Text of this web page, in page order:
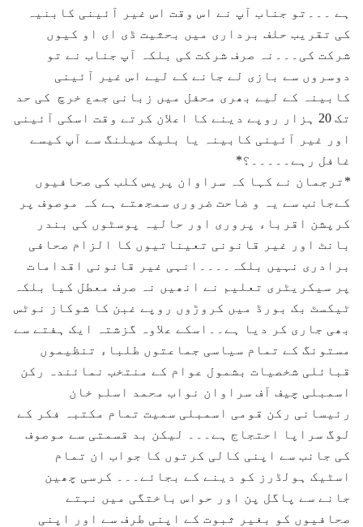
ہے ۔۔۔تو جناب آپ نے اس وقت اس غیر آئینی کابنیہ
کی تقریب حلف برداری میں بحثیت ڈی ای او کیوں
شرکت کی۔۔۔نہ صرف شرکت کی بلکہ آپ جناب نے تو
دوسروں سے بازی لے جانے کے لیے اس غیر آئینی
کابینہ کے لیے بھری محفل میں زبانی جمع خرچ کی حد
تک 20 ہزار روپے دینے کا اعلان کرتے وقت اسکی آئینی
اور غیر آئینی کابینہ یا بلیک میلنگ سے آپ کیسے
غافل رہے۔۔۔۔۔؟*
*ترجمان نے کہا کہ سراوان پریس کلب کی صحافیوں
کےجانب سے یہ و ضاحت ضروری سمجھتے ہے کہ موصوف پر
کرپشن اقرباء پروری اور حالیہ پوسٹوں کی بندر
بانٹ اور غیر قانونی تعیناتیوں کا الزام صحافی
برادری نہیں بلکہ۔۔۔۔انہی غیر قانونی اقدامات
پر سیکریٹری تعلیم نے انھیں نہ صرف معطل کیا بلکہ
ٹیکسٹ بک بورڈ میں کروڑوں روپے غبن کا شوکاز نوٹس
بھی جاری کر دیا ہے۔۔اسکے علاوہ گزشتہ ایک ہفتے سے
مستونگ کے تمام سیاسی جماعتوں طلباء تنظیموں
قبائلی شخصیات بشمول عوام کے منتخب نمائندہ رکن
اسمبلی چیف آف سراوان نواب محمد اسلم خان
رئیسانی رکن قومی اسمبلی سمیت تمام مکتبہ فکر کے
لوگ سراپا احتجاج ہے۔۔۔ لیکن بد قسمتی سے موصوف
کی جانب سے اپنی کالی کرتوں کا جواب ان تمام
اسٹیک ہولڈرز کو دینے کے بجائے۔۔۔ کرسی چھین
جانے سے پاگل پن اور حواس باختگی میں نہتے
صحافیوں کو بغیر ثبوت کے اپنی طرف سے اور اپنی